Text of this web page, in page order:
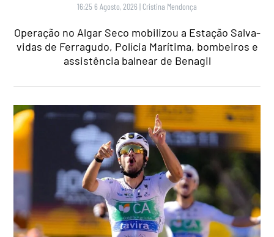
16:25 6 Agosto, 2026 | Cristina Mendonça
Operação no Algar Seco mobilizou a Estação Salva-
vidas de Ferragudo, Polícia Marítima, bombeiros e
assistência balnear de Benagil